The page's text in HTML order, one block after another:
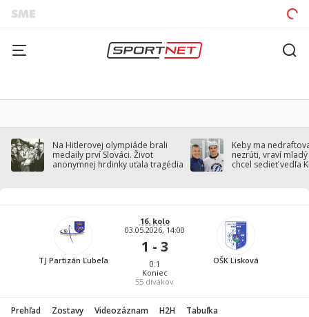
Na Hitlerovej olympiáde brali
medaily prví Slováci. Život
anonymnej hrdinky uťala tragédia
Keby ma
nezrúti, vraví mladý
chcel sedieť vedľa
TJ Partizán Ľubeľa
16. kolo
03.05.2026, 14:00
1 - 3
0:1
Koniec
55 divákov
OŠK Lisková
Prehľad Zostavy Videozáznam H2H Tabuľka